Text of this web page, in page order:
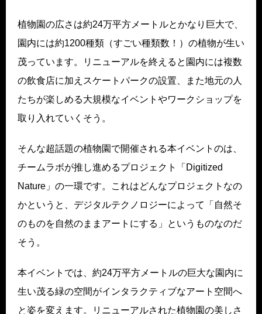
植物園の広さは約24万平方メートルとかなり巨大で、
園内には約1200種類（すごい種類数！）の植物が生い
茂っています。リニューアルを終えると園内には複数
の飲食店に加えスケートパークの設置、また地元の人
たちが楽しめる大規模なイベントやワークショップを
取り入れていくそう。
そんな超話題の植物園で開催される本イベントのは、
チームラボが推し進めるプロジェクト「Digitized
Nature」の一環です。これはどんなプロジェクトなの
かというと、デジタルテクノロジーによって「自然そ
のものを自然のままアートにする」というものなのだ
そう。
本イベントでは、約24万平方メートルの巨大な園内に
生い茂る緑の空間がインタラクティブなアート空間へ
と姿を変えます。リニューアルされた植物園の美しさ